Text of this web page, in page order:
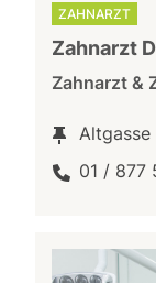
ZAHNARZT
Zahnarzt
Zahnarzt &
Altgasse
01 / 877